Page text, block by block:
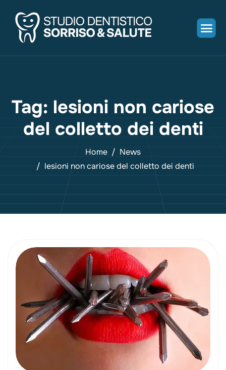
Tag: lesioni non cariose
del colletto dei denti
Home
News
lesioni non cariose del colletto dei denti